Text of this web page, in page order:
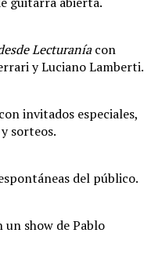
Lecturaníacon
y Luciano Lamberti.
invitados especiales,
sorteos.
del público.
un show de Pablo